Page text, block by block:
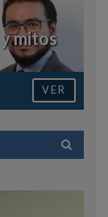
mitos
VER